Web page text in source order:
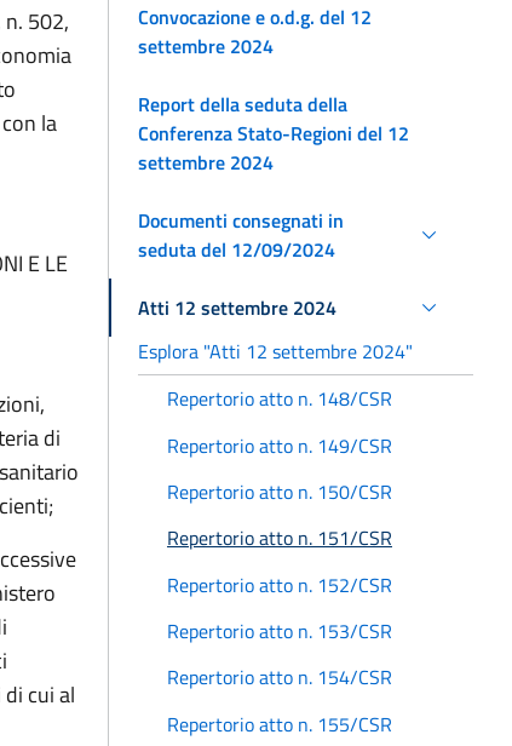
502,
la
E LE
di
cui al
Convocazione e o.d.g. del 12
settembre 2024
Report della seduta della
Conferenza Stato-Regioni del 12
settembre 2024
Documenti consegnati in
seduta del 12/09/2024
Atti 12 settembre 2024
Esplora "Atti 12 settembre 2024"
Repertorio atto n. 148/CSR
Repertorio atto n. 149/CSR
Repertorio atto n. 150/CSR
Repertorio atto n. 151/CSR
Repertorio atto n. 152/CSR
Repertorio atto n. 153/CSR
Repertorio atto n. 154/CSR
Repertorio atto n. 155/CSR